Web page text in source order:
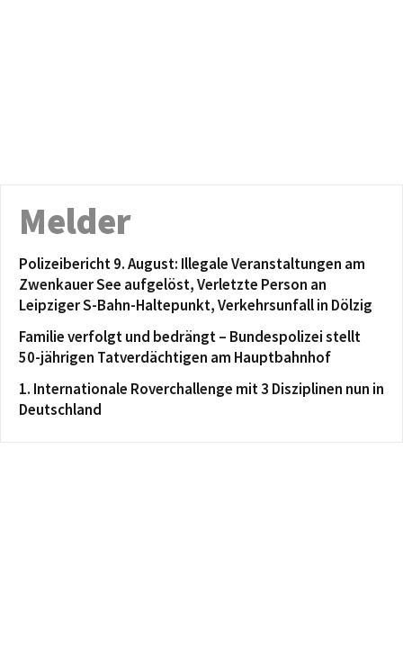
Melder
Polizeibericht 9. August: Illegale Veranstaltungen am
Zwenkauer See aufgelöst, Verletzte Person an
Leipziger S-Bahn-Haltepunkt, Verkehrsunfall in Dölzig
Familie verfolgt und bedrängt – Bundespolizei stellt
50-jährigen Tatverdächtigen am Hauptbahnhof
1. Internationale Roverchallenge mit 3 Disziplinen nun in
Deutschland